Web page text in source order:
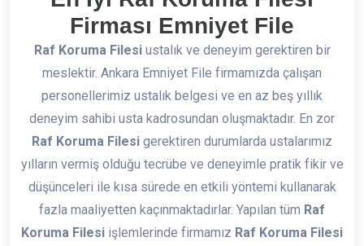
Firması Emniyet File
Raf Koruma Filesiustalık ve deneyim gerektiren bir
meslektir. Ankara Emniyet File firmamızda çalışan
personellerimiz ustalık belgesi ve en az beş yıllık
deneyim sahibi usta kadrosundan oluşmaktadır. En zor
Raf Koruma Filesi gerektiren durumlarda ustalarımız
yılların vermiş olduğu tecrübe ve deneyimle pratik fikir ve
düşünceleri ile kısa sürede en etkili yöntemi kullanarak
fazla maaliyetten kaçınmaktadırlar. Yapılan tüm Raf
Koruma Filesi işlemlerinde firmamız Raf Koruma Filesi